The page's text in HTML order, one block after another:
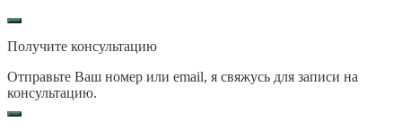
Получите консультацию
Отправьте Ваш номер или email, я свяжусь для записи на
консультацию.